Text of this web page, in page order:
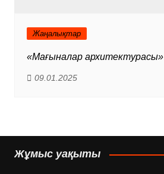
Жаңалықтар
«Мағыналар архитектурасы»
09.01.2025
Жұмыс уақыты